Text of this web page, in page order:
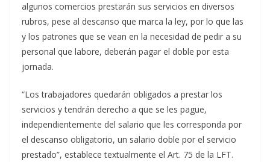
algunos comercios prestarán sus servicios en diversos
rubros, pese al descanso que marca la ley, por lo que las
y los patrones que se vean en la necesidad de pedir a su
personal que labore, deberán pagar el doble por esta
jornada.
“Los trabajadores quedarán obligados a prestar los
servicios y tendrán derecho a que se les pague,
independientemente del salario que les corresponda por
el descanso obligatorio, un salario doble por el servicio
prestado”, establece textualmente el Art. 75 de la LFT.